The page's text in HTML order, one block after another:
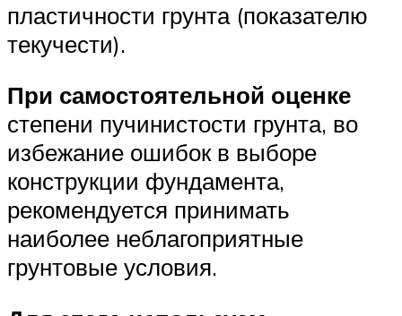
пластичности грунта (показателю
текучести).
При самостоятельной оценке
степени пучинистости грунта, во
избежание ошибок в выборе
конструкции фундамента,
рекомендуется принимать
наиболее неблагоприятные
грунтовые условия.